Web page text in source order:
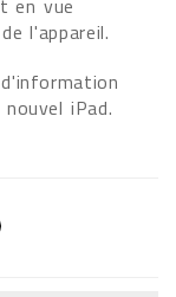
en vue
l'appareil.
iPad.